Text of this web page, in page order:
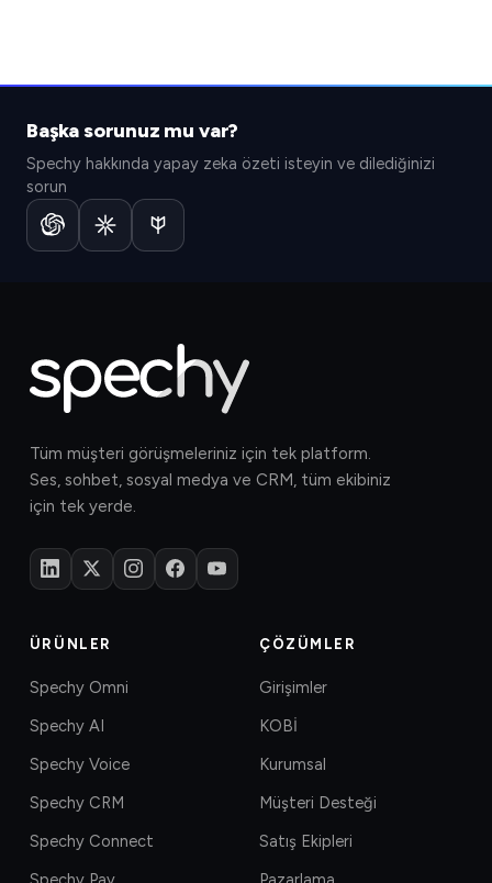
Başka sorunuz mu var?
Spechy hakkında yapay zeka özeti isteyin ve dilediğinizi
sorun
Tüm müşteri görüşmeleriniz için tek platform.
Ses, sohbet, sosyal medya ve CRM, tüm ekibiniz
için tek yerde.
ÜRÜNLER
Spechy Omni
Spechy AI
Spechy Voice
Spechy CRM
Spechy Connect
ÇÖZÜMLER
Girişimler
KOBİ
Kurumsal
Müşteri Desteği
Satış Ekipleri